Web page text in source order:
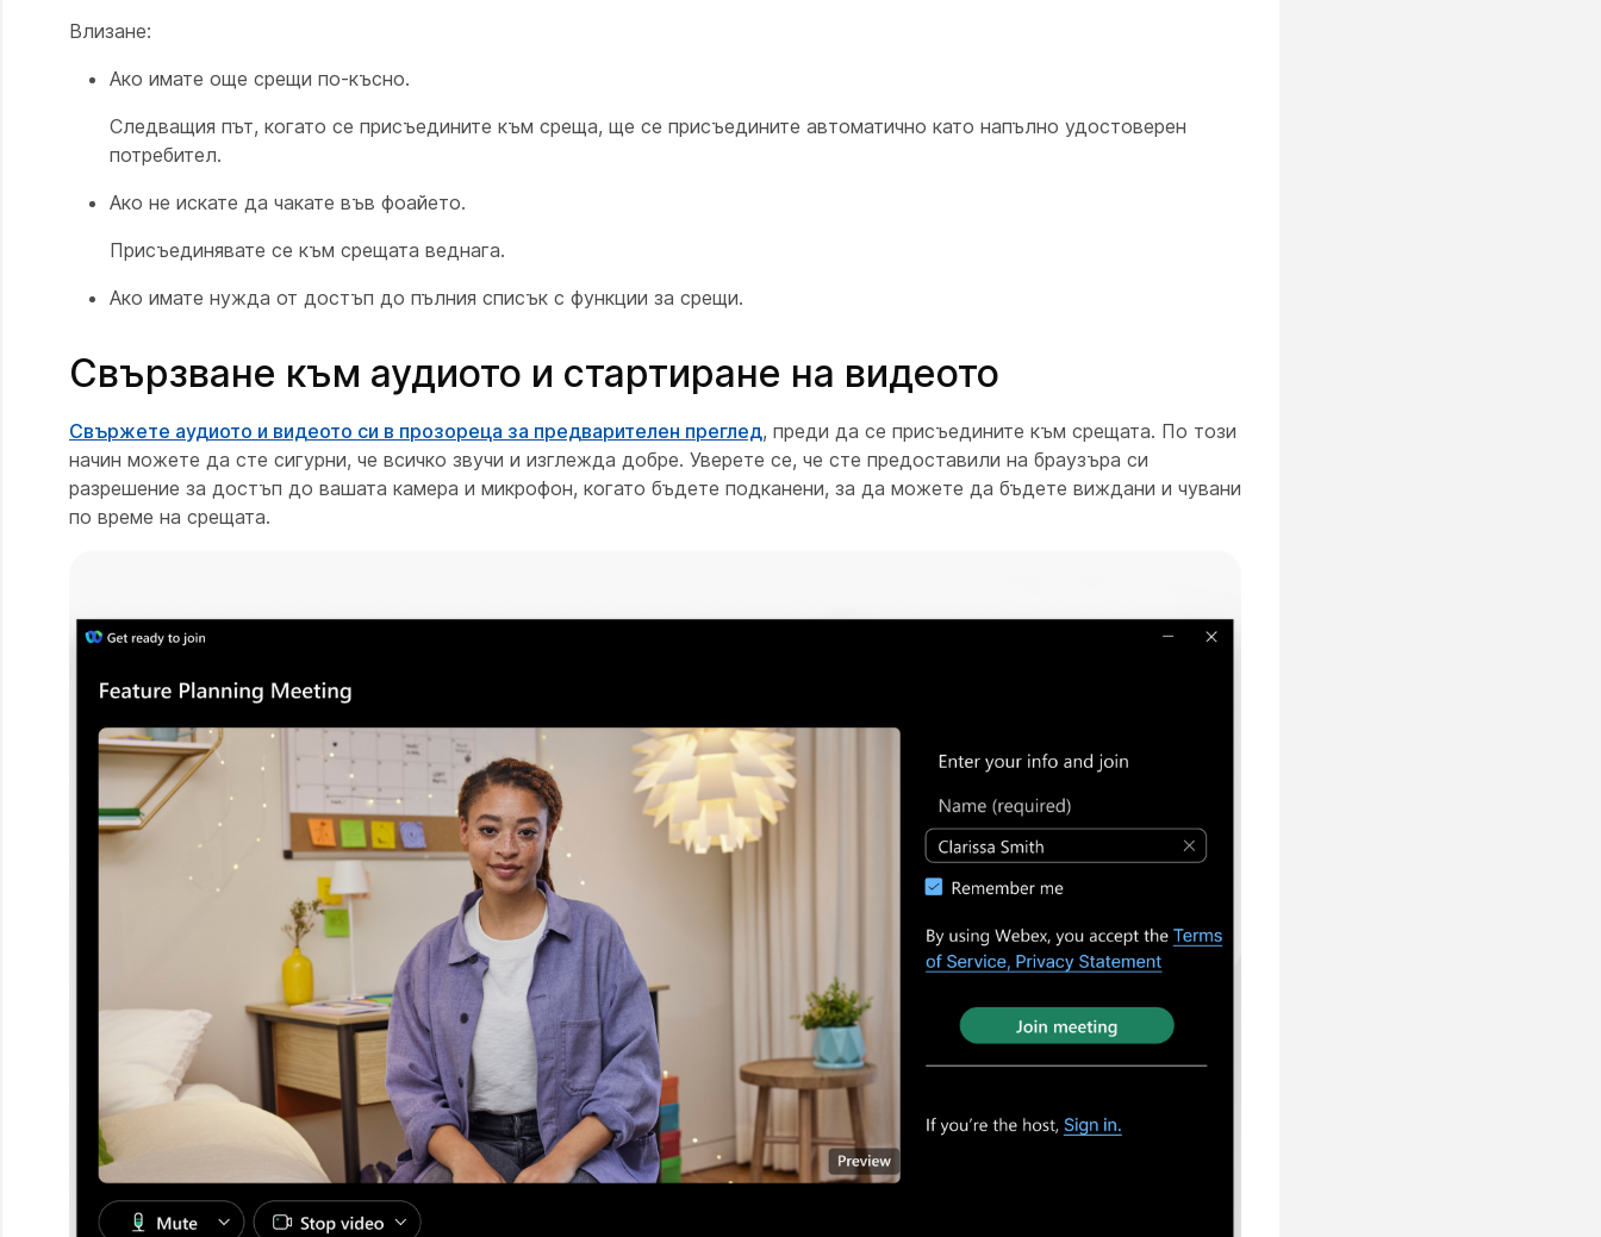
Влизане:
Ако имате още срещи по-късно.
Следващия път, когато се присъедините към среща, ще се присъедините автоматично като напълно удостоверен
потребител.
Ако не искате да чакате във фоайето.
Присъединявате се към срещата веднага.
Ако имате нужда от достъп до пълния списък с функции за срещи.
Свързване към аудиото и стартиране на видеото
Свържете аудиото и видеото си в прозореца за предварителен преглед, преди да се присъедините към срещата. По този
начин можете да сте сигурни, че всичко звучи и изглежда добре. Уверете се, че сте предоставили на браузъра си
разрешение за достъп до вашата камера и микрофон, когато бъдете подканени, за да можете да бъдете виждани и чувани
по време на срещата.